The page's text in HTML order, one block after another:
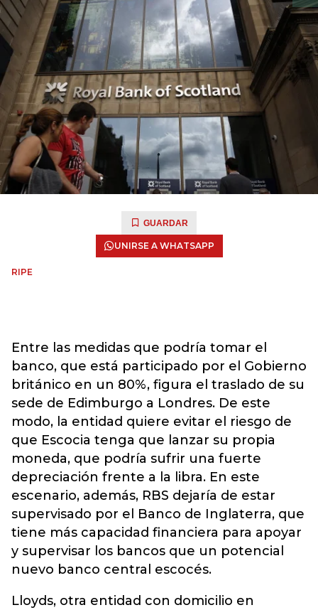
GUARDAR
UNIRSE A WHATSAPP
RIPE
Entre las medidas que podría tomar el
banco, que está participado por el Gobierno
británico en un 80%, figura el traslado de su
sede de Edimburgo a Londres. De este
modo, la entidad quiere evitar el riesgo de
que Escocia tenga que lanzar su propia
moneda, que podría sufrir una fuerte
depreciación frente a la libra. En este
escenario, además, RBS dejaría de estar
supervisado por el Banco de Inglaterra, que
tiene más capacidad financiera para apoyar
y supervisar los bancos que un potencial
nuevo banco central escocés.
Lloyds, otra entidad con domicilio en